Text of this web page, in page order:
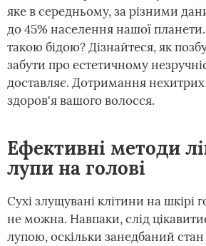
яке в середньому, за різними
до 45% населення нашої планети.
такою бідою? Дізнайтеся, як
забути про естетичному
доставляє. Дотримання
здоров'я вашого волосся.
Ефективні методи
лупи на голові
Сухі злущувані клітини на шкірі
не можна. Навпаки, слід
лупою, оскільки занедбаний